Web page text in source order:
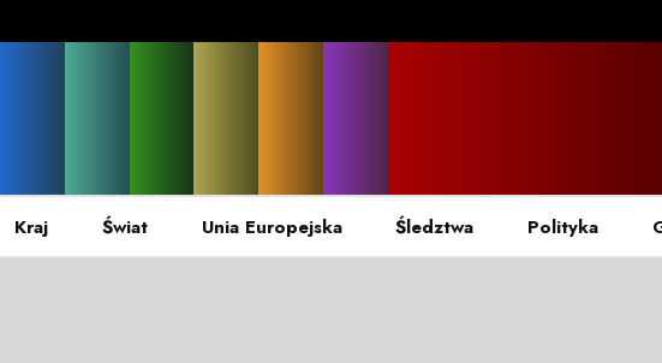
Kraj Świat Unia Europejska Śledztwa Polityka